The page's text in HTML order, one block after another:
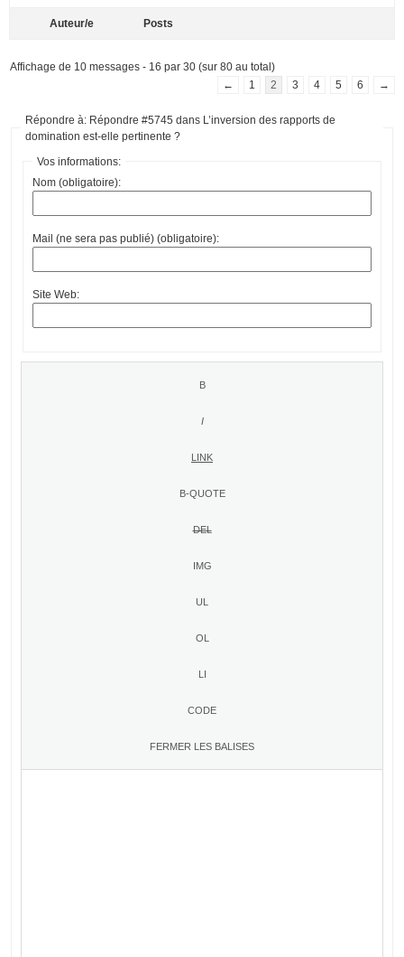
Auteur/e Posts
Affichage de 10 messages - 16 par 30 (sur 80 au total)
←
1 2 3 4 5 6 →
Répondre à: Répondre #5745 dans L’inversion des rapports de
domination est-elle pertinente ?
Vos informations:
Nom (obligatoire):
Mail (ne sera pas publié) (obligatoire):
Site Web: